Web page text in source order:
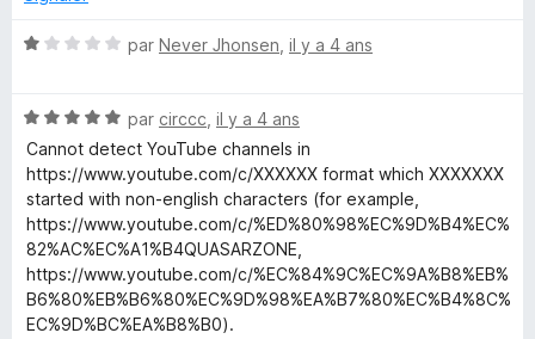
u
N
é
1
s
u
r
5
par Never Jhonsen il y a 4 ans
N
o
t
é
5
s
u
r
5
par circcc il y a 4 ans
Cannot detect YouTube channels in
https://www.youtube.com/c/XXXXXX format which XXXXXXX
started with non-english characters (for example,
https://www.youtube.com/c/%ED%80%98%EC%9D%B4%EC%
82%AC%EC%A1%B4QUASARZONE,
https://www.youtube.com/c/%EC%84%9C%EC%9A%B8%EB%
B6%80%EB%B6%80%EC%9D%98%EA%B7%80%EC%B4%8C%
EC%9D%BC%EA%B8%B0).